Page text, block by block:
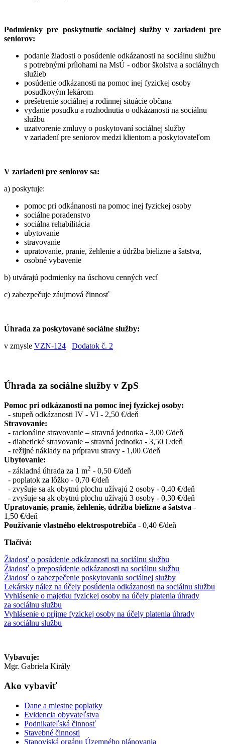
Podmienky pre poskytnutie sociálnej služby v zariadení pre
seniorov:
podanie žiadosti o posúdenie odkázanosti na sociálnu službu
s potrebnými prílohami na MsÚ - odbor školstva a sociálnych
služieb
posúdenie odkázanosti na pomoc inej fyzickej osoby
posudkovým lekárom
prešetrenie sociálnej a rodinnej situácie občana
vydanie posudku a rozhodnutia o odkázanosti na sociálnu
službu
uzatvorenie zmluvy o poskytovaní sociálnej služby
v zariadení pre seniorov medzi klientom a poskytovateľom
V zariadení pre seniorov sa:
a) poskytuje:
pomoc pri odkánanosti na pomoc inej fyzickej osoby
sociálne poradenstvo
sociálna rehabilitácia
ubytovanie
stravovanie
upratovanie, pranie, žehlenie a údržba bielizne a šatstva,
osobné vybavenie
b) utvárajú podmienky na úschovu cenných vecí
c) zabezpečuje záujmová činnosť
Úhrada za poskytované sociálne služby:
v zmysle VZN-124 Dodatok č. 2
Úhrada za sociálne služby v ZpS
Pomoc pri odkázanosti na pomoc inej fyzickej osoby:
- stupeň odkázanosti IV - VI - 2,50 €/deň
Stravovanie:
- racionálne stravovanie – stravná jednotka - 3,00 €/deň
- diabetické stravovanie – stravná jednotka - 3,50 €/deň
- režijné náklady na prípravu stravy - 1,00 €/deň
Ubytovanie:
- základná úhrada za 1 m2 - 0,50 €/deň
- poplatok za lôžko - 0,70 €/deň
- zvyšuje sa ak obytnú plochu užívajú 2 osoby - 0,40 €/deň
- zvyšuje sa ak obytnú plochu užívajú 3 osoby - 0,30 €/deň
Upratovanie, pranie, žehlenie, údržba bielizne a šatstva -
1,50 €/deň
Používanie vlastného elektrospotrebiča - 0,40 €/deň
Tlačivá:
Žiadosť o posúdenie odkázanosti na sociálnu službu
Žiadosť o preposúdenie odkázanosti na sociálnu službu
Žiadosť o zabezpečenie poskytovania sociálnej služby
Lekársky nález na účely posúdenia odkázanosti na sociálnu službu
Vyhlásenie o majetku fyzickej osoby na účely platenia úhrady
za sociálnu službu
Vyhlásenie o príjme fyzickej osoby na účely platenia úhrady
za sociálnu službu
Vybavuje:
Mgr. Gabriela Király
Ako vybaviť
Dane a miestne poplatky
Evidencia obyvateľstva
Podnikateľská činnosť
Stavebné činnosti
Stanoviská orgánu Územného plánovania